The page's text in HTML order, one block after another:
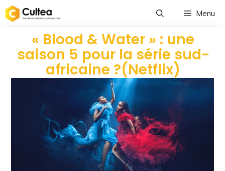
Menu
« Blood & Water » : une
saison 5 pour la série sud-
africaine ?(Netflix)